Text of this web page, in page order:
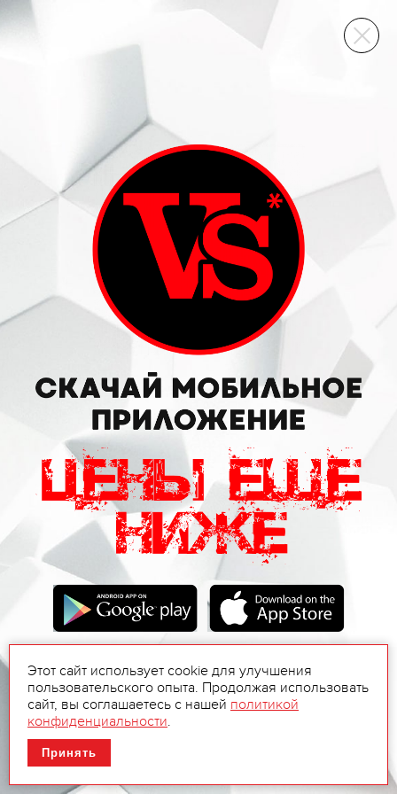
ВИННЫЙ СКЛАД
Этот сайт использует cookie для улучшения
пользовательского опыта. Продолжая использовать
сайт, вы соглашаетесь с нашей политикой
конфиденциальности.
Принять